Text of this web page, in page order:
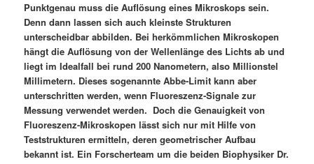
Punktgenau muss die Auflösung eines Mikroskops sein.
Denn dann lassen sich auch kleinste Strukturen
unterscheidbar abbilden. Bei herkömmlichen Mikroskopen
hängt die Auflösung von der Wellenlänge des Lichts ab und
liegt im Idealfall bei rund 200 Nanometern, also Millionstel
Millimetern. Dieses sogenannte Abbe-Limit kann aber
unterschritten werden, wenn Fluoreszenz-Signale zur
Messung verwendet werden. Doch die Genauigkeit von
Fluoreszenz-Mikroskopen lässt sich nur mit Hilfe von
Teststrukturen ermitteln, deren geometrischer Aufbau
bekannt ist. Ein Forscherteam um die beiden Biophysiker Dr.